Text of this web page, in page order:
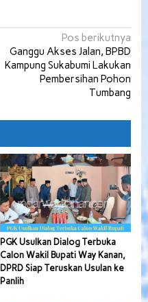
Pos berikutnya
Ganggu Akses Jalan, BPBD
Kampung Sukabumi Lakukan
Pembersihan Pohon
Tumbang
PGK Usulkan Dialog Terbuka
Calon Wakil Bupati Way Kanan,
DPRD Siap Teruskan Usulan ke
Panlih